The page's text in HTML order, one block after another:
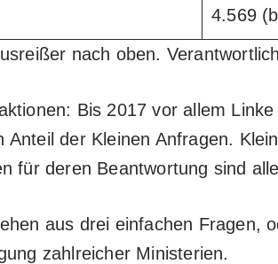
4.569
nach oben.
Bis 2017 vor allem
Anteil der Kleinen Anfragen.
für deren Beantwortung sind
aus drei einfachen
zahlreicher Ministerien.